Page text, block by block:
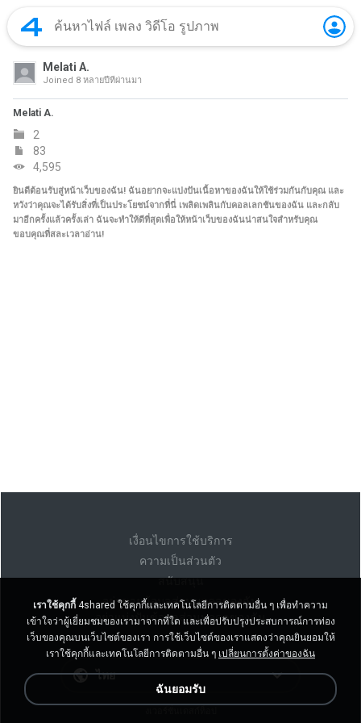
Melati A.
Joined 8 หลายปีที่ผ่านมา
Melati A.
2
83
4,595
ยินดีต้อนรับสู่หน้าเว็บของฉัน! ฉันอยากจะแบ่งปันเนื้อหาของฉันให้ใช้ร่วมกันกับคุณ และ
หวังว่าคุณจะได้รับสิ่งที่เป็นประโยชน์จากที่นี่ เพลิดเพลินกับคอลเลกชันของฉัน และกลับ
มาอีกครั้งแล้วครั้งเล่า ฉันจะทำให้ดีที่สุดเพื่อให้หน้าเว็บของฉันน่าสนใจสำหรับคุณ
ขอบคุณที่สละเวลาอ่าน!
เงื่อนไขการใช้บริการ
ความเป็นส่วนตัว
สนับสนุน
อย่าขายข้อมูลส่วนบุคคลของฉัน
อย่าแบ่งปันข้อมูลส่วนบุคคลของฉัน
ไทย
เราใช้คุกกี้ 4shared ใช้คุกกี้และเทคโนโลยีการติดตามอื่น ๆ เพื่อทำความ
เข้าใจว่าผู้เยี่ยมชมของเรามาจากที่ใด และเพื่อปรับปรุงประสบการณ์การท่อง
เว็บของคุณบนเว็บไซต์ของเรา การใช้เว็บไซต์ของเราแสดงว่าคุณยินยอมให้
เราใช้คุกกี้และเทคโนโลยีการติดตามอื่น ๆ เปลี่ยนการตั้งค่าของฉัน
ฉันยอมรับ